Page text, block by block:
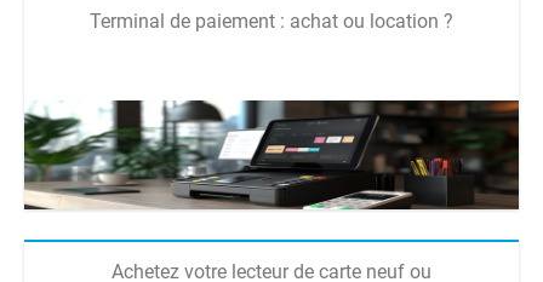
Terminal de paiement : achat ou location ?
Achetez votre lecteur de carte neuf ou